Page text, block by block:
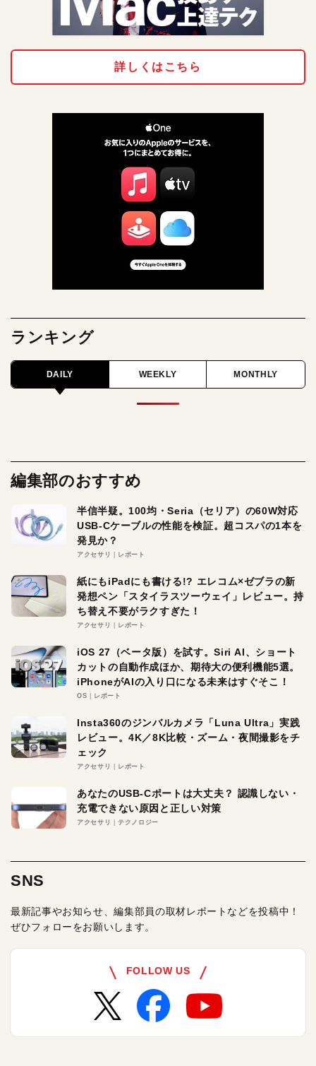
詳しくはこちら
ランキング
DAILY WEEKLY MONTHLY
編集部のおすすめ
半信半疑。100均・Seria（セリア）の60W対応
USB-Cケーブルの性能を検証。超コスパの1本を
発見か？
アクセサリ レポート
紙にもiPadにも書ける!? エレコム×ゼブラの新
発想ペン「スタイラスツーウェイ」レビュー。持
ち替え不要がラクすぎた！
アクセサリ レポート
iOS 27（ベータ版）を試す。Siri AI、ショート
カットの自動作成ほか、期待大の便利機能5選。
iPhoneがAIの入り口になる未来はすぐそこ！
OS レポート
Insta360のジンバルカメラ「Luna Ultra」実践
レビュー。4K／8K比較・ズーム・夜間撮影をチ
ェック
アクセサリ レポート
あなたのUSB-Cポートは大丈夫？ 認識しない・
充電できない原因と正しい対策
アクセサリ テクノロジー
SNS
最新記事やお知らせ、編集部員の取材レポートなどを投稿中！
ぜひフォローをお願いします。
FOLLOW US